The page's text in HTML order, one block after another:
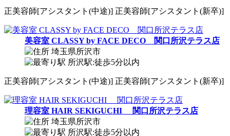
正美容師[アシスタント(中途)] 正美容師[アシスタント(新卒)]
美容室 CLASSY by FACE DECO 関口所沢テラス店
埼玉県所沢市
所沢駅:徒歩5分以内
正美容師[アシスタント(中途)] 正美容師[アシスタント(新卒)]
理容室 HAIR SEKIGUCHI 関口所沢テラス店
埼玉県所沢市
所沢駅:徒歩5分以内